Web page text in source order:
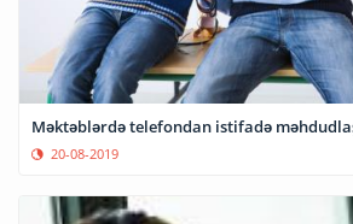
Məktəblərdə telefondan istifadə
20-08-2019